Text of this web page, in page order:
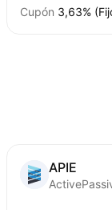
Cupón 3,63%
APIE